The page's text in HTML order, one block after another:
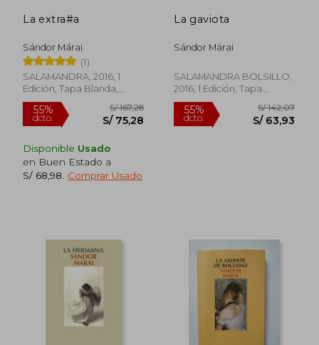
40% 55%
dcto.
La extra#a
Sándor Márai
(1)
SALAMANDRA, 2016, 1
Edición, Tapa Blanda,
Nuevo
Disponible Usado
en Buen Estado a
S/ 68,98
Comprar Usado
La gaviota
Sándor Márai
SALAMANDRA BOLSILLO,
2016, 1 Edición, Tapa
Blanda, Nuevo